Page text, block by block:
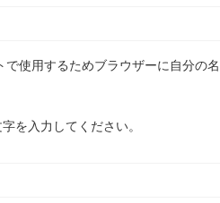
で使用するためブラウザーに自分の
を入力してください。